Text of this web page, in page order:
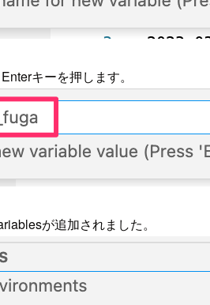
キーを押します。
が追加されました。